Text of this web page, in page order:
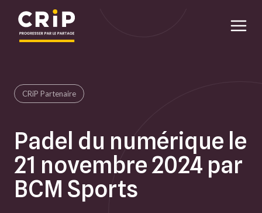
CRiP Partenaire
Padel du numérique le
21 novembre 2024 par
BCM Sports